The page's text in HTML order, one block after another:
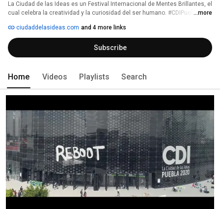
La Ciudad de las Ideas es un Festival Internacional de Mentes Brillantes, el
cual celebra la creatividad y la curiosidad del ser humano. #CDIPuebla
humanistas y líderes de opinión, quienes exponen apasionantes ideas en
la bella ciudad de Puebla, sede del evento. De manera paralela, se
presenta un programa artístico y cultural con cortometrajes,
intervenciones y más. Para más información, consulta nuestro sitio web:
...more
ciudaddelasideas.com and 4 more links
Subscribe
Home Videos Playlists Search